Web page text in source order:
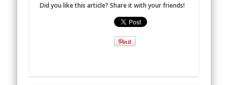
Did you like this article? Share it with your friends!